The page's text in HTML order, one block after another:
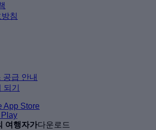
침
공급 안내
기
여행자가다운로드